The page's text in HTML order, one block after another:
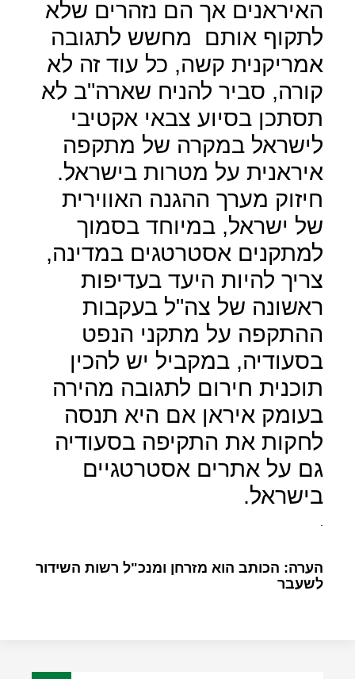
האיראנים אך הם נזהרים שלא
לתקוף אותם
מחשש לתגובה
אמריקנית קשה, כל עוד זה לא
קורה, סביר להניח שארה"ב לא
תסתכן בסיוע צבאי אקטיבי
לישראל במקרה של מתקפה
איראנית על מטרות בישראל.
חיזוק מערך ההגנה האווירית
של ישראל, במיוחד בסמוך
למתקנים אסטרטגים במדינה,
צריך להיות היעד בעדיפות
ראשונה של צה"ל בעקבות
ההתקפה על מתקני הנפט
בסעודיה, במקביל יש להכין
תוכנית חירום לתגובה מהירה
בעומק איראן אם היא תנסה
לחקות את התקיפה בסעודיה
גם על אתרים אסטרטגיים
בישראל.
הערה: הכותב הוא מזרחן ומנכ"ל רשות השידור
לשעבר